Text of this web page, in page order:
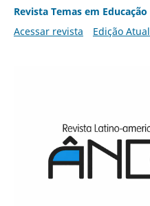
Revista Temas em Educação
Acessar revista
Edição Atual